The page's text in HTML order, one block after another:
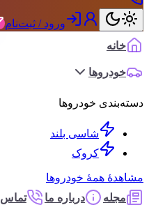
ورود / ثبت‌نام
خانه
خودروها
دسته‌بندی خودروها
شاسی بلند
کروک
مشاهدهٔ همهٔ خودروها
مجله
درباره ما تماس